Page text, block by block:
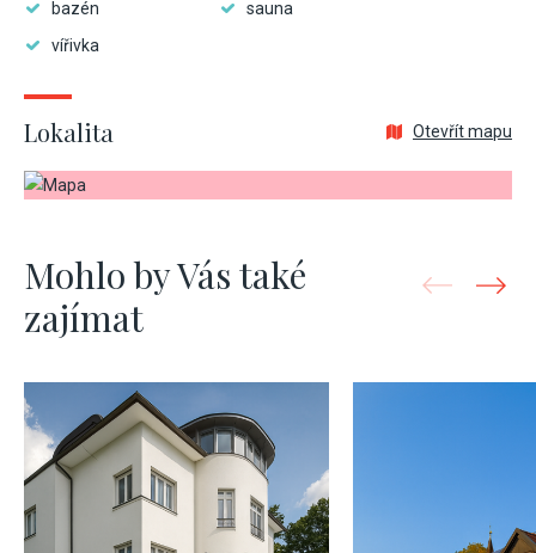
bazén
sauna
vířivka
Lokalita Otevřít mapu
Mohlo by Vás také
zajímat